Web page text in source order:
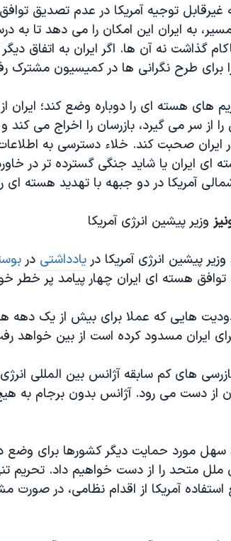
غیرقابل توجیه آمریکا در عدم تصدیق
مسیر، به ایران این امکان را می دهد تا به
گذاشت نه آن ها. اگر ایران به اتفاق
برای طرح نگرانی ها در کمیسیون
های هسته ای را دوباره وضع کند؛ ایران
از سر می گیرد، بازرسان را اخراج می کند
ایران صحبت کند. خلاء دسترسی به
ای ایران یا شاید جنگی گسترده تر در
آمریکا در دو جبهه با تهدید هسته ای
وزیر پیشین انرژی آمریکا
پیشین انرژی آمریکا دریادداشتیدر
توافق هسته ای ایران چهار پیامد پر خطر
هایی که عملا برای بیش از یک دهه
ایران مسدود کرده است از بین خواهد
های کم سابقه آژانس بین المللی
از دست می رود. آژانس بدون برجام به
سهل مورد حمایت دیگر کشورها برای وضع
ملل متحد را از دست خواهیم داد. تحریم
استفاده آمریکا از اقدام نظامی، در